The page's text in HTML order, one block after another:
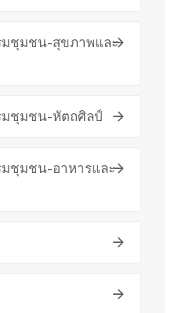
ชุมชน-สุขภาพและ
ชุมชน-หัตถศิลป์
ชุมชน-อาหารและ